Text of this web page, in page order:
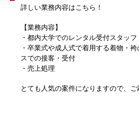
詳しい業務内容はこちら！
【業務内容】
・都内大学でのレンタル受付スタッフ
・卒業式や成人式で着用する着物・
スでの接客・受付
・売上処理
とても人気の案件になりますので、ご